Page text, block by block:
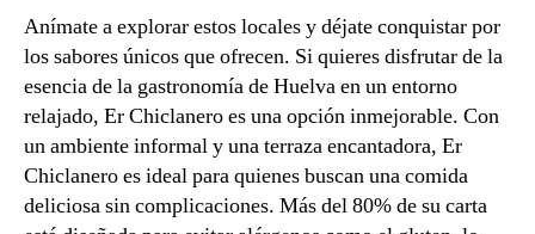
Anímate a explorar estos locales y déjate conquistar por
los sabores únicos que ofrecen. Si quieres disfrutar de la
esencia de la gastronomía de Huelva en un entorno
relajado, Er Chiclanero es una opción inmejorable. Con
un ambiente informal y una terraza encantadora, Er
Chiclanero es ideal para quienes buscan una comida
deliciosa sin complicaciones. Más del 80% de su carta